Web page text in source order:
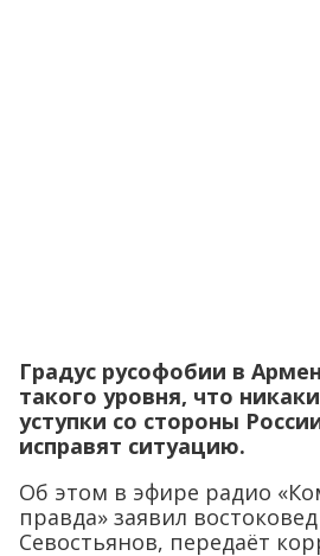
Градус русофобии в
такого уровня, что
уступки со стороны
исправят ситуацию.
Об этом в эфире радио
правда» заявил
Севостьянов, передаёт